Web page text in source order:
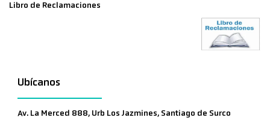
Libro de Reclamaciones
Ubícanos
Av. La Merced 888, Urb Los Jazmines, Santiago de Surco